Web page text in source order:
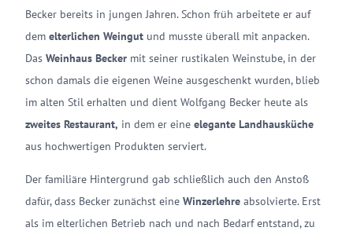
Becker bereits in jungen Jahren. Schon früh arbeitete er auf
dem elterlichen Weingut und musste überall mit anpacken.
Das Weinhaus Becker mit seiner rustikalen Weinstube, in der
schon damals die eigenen Weine ausgeschenkt wurden, blieb
im alten Stil erhalten und dient Wolfgang Becker heute als
zweites Restaurant, in dem er eine elegante Landhausküche
aus hochwertigen Produkten serviert.
Der familiäre Hintergrund gab schließlich auch den Anstoß
dafür, dass Becker zunächst eine Winzerlehre absolvierte. Erst
als im elterlichen Betrieb nach und nach Bedarf entstand, zu